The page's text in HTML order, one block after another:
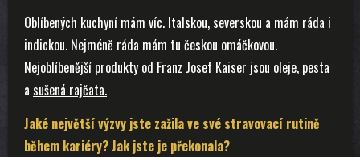
Oblíbených kuchyní mám víc. Italskou, severskou a mám ráda i
indickou. Nejméně ráda mám tu českou omáčkovou.
Nejoblíbenější produkty od Franz Josef Kaiser jsou oleje, pesta
a sušená rajčata.
Jaké největší výzvy jste zažila ve své stravovací rutině
během kariéry? Jak jste je překonala?